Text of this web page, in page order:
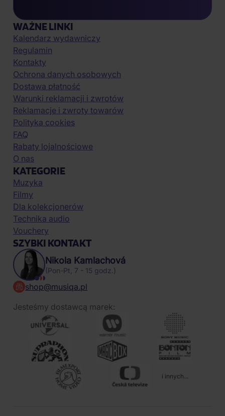
WAŻNE LINKI
Kalendarz wydawniczy
Regulamin
Kontakty
Ochrona danych osobowych
Dostawa płatność
Warunki reklamacji i zwrotów
Reklamacje i zwroty towarów
Polityka cookies
FAQ
Rabaty lojalnościowe
O nas
KATEGORIE
Muzyka
Filmy
Dla kolekcjonerów
Technika audio
Vouchery
SZYBKI KONTAKT
Nikola Kamlachová
(Pon-Pt, 7 - 15 godz.)
shop@musiqa.pl
Jesteśmy dostawcą marek:
i innych...